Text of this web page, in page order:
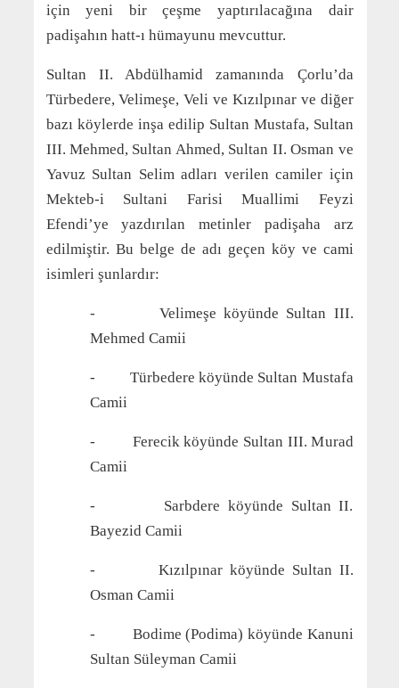
için yeni bir çeşme yaptırılacağına dair
padişahın hatt-ı hümayunu mevcuttur.
Sultan II. Abdülhamid zamanında Çorlu’da
Türbedere, Velimeşe, Veli ve Kızılpınar ve diğer
bazı köylerde inşa edilip Sultan Mustafa, Sultan
III. Mehmed, Sultan Ahmed, Sultan II. Osman ve
Yavuz Sultan Selim adları verilen camiler için
Mekteb-i Sultani Farisi Muallimi Feyzi
Efendi’ye yazdırılan metinler padişaha arz
edilmiştir. Bu belge de adı geçen köy ve cami
isimleri şunlardır:
- Velimeşe köyünde Sultan III.
Mehmed Camii
- Türbedere köyünde Sultan Mustafa
Camii
- Ferecik köyünde Sultan III. Murad
Camii
- Sarbdere köyünde Sultan II.
Bayezid Camii
- Kızılpınar köyünde Sultan II.
Osman Camii
- Bodime (Podima) köyünde Kanuni
Sultan Süleyman Camii